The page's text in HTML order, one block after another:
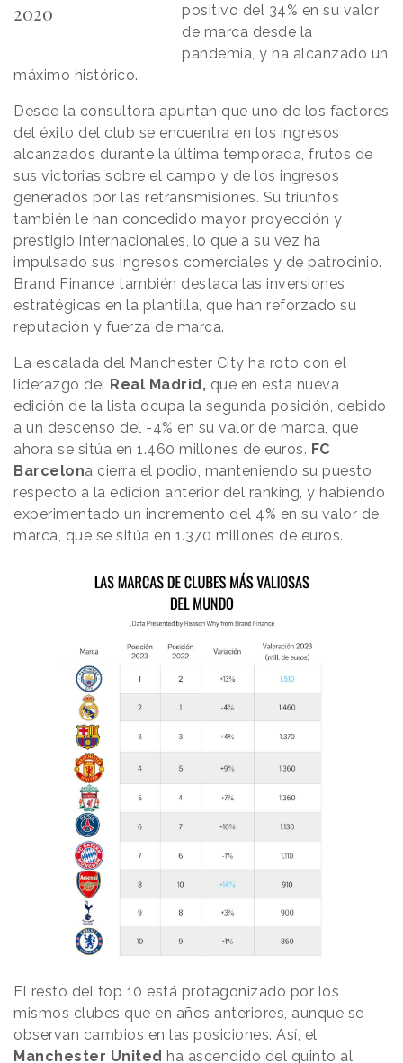
2020
positivo del 34% en su valor
de marca desde la
pandemia, y ha alcanzado un
máximo histórico.
Desde la consultora apuntan que uno de los factores
del éxito del club se encuentra en los ingresos
alcanzados durante la última temporada, frutos de
sus victorias sobre el campo y de los ingresos
generados por las retransmisiones. Su triunfos
también le han concedido mayor proyección y
prestigio internacionales, lo que a su vez ha
impulsado sus ingresos comerciales y de patrocinio.
Brand Finance también destaca las inversiones
estratégicas en la plantilla, que han reforzado su
reputación y fuerza de marca.
La escalada del Manchester City ha roto con el
liderazgo del Real Madrid, que en esta nueva
edición de la lista ocupa la segunda posición, debido
a un descenso del -4% en su valor de marca, que
ahora se sitúa en 1.460 millones de euros. FC
Barcelona cierra el podio, manteniendo su puesto
respecto a la edición anterior del ranking, y habiendo
experimentado un incremento del 4% en su valor de
marca, que se sitúa en 1.370 millones de euros.
El resto del top 10 está protagonizado por los
mismos clubes que en años anteriores, aunque se
observan cambios en las posiciones. Así, el
Manchester United ha ascendido del quinto al